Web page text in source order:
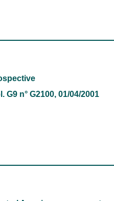
G9 n° G2100, 01/04/2001